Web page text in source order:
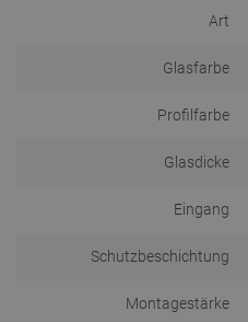
Art
Glasfarbe
Profilfarbe
Glasdicke
Eingang
Schutzbeschichtung
Montagestärke